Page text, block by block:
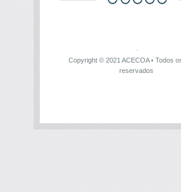
Copyright © 2021 ACECOA• Todos
reservados